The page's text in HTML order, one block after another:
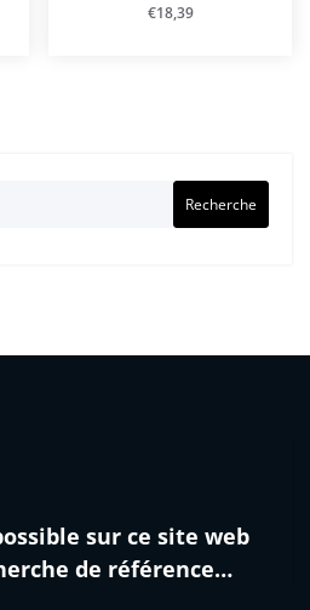
€18,39
Recherche
sur ce site web
de référence…